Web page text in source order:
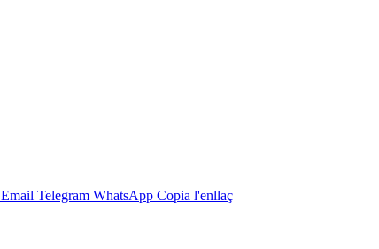
Email Telegram WhatsApp Copia l'enllaç